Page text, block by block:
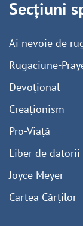
Secțiuni
Ai nevoie de
Rugaciune-
Devoțional
Creaționism
Pro-Viață
Liber de datorii
Joyce Meyer
Cartea Cărților